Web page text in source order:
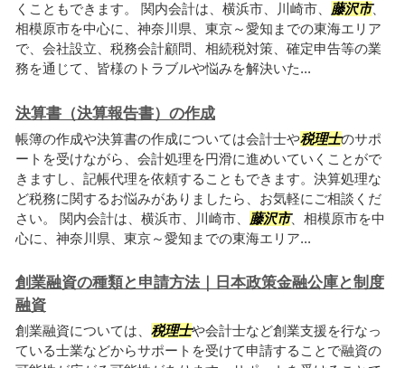
くこともできます。 関内会計は、横浜市、川崎市、 藤沢市、
相模原市を中心に、神奈川県、東京～愛知までの東海エリア
で、会社設立、税務会計顧問、相続税対策、確定申告等の業
務を通じて、皆様のトラブルや悩みを解決いた...
決算書（決算報告書）の作成
帳簿の作成や決算書の作成については会計士や税理士のサポ
ートを受けながら、会計処理を円滑に進めいていくことがで
きますし、記帳代理を依頼することもできます。決算処理な
ど税務に関するお悩みがありましたら、お気軽にご相談くだ
さい。 関内会計は、横浜市、川崎市、 藤沢市、相模原市を中
心に、神奈川県、東京～愛知までの東海エリア...
創業融資の種類と申請方法｜日本政策金融公庫と制度
融資
創業融資については、 税理士や会計士など創業支援を行なっ
ている士業などからサポートを受けて申請することで融資の